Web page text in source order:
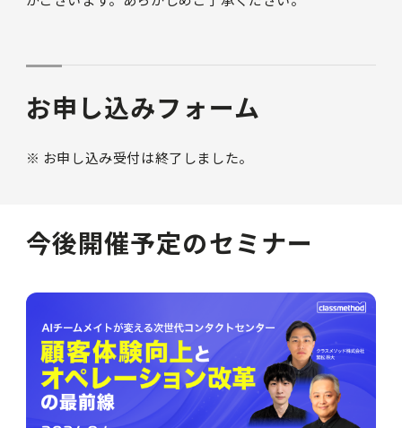
お申し込みフォーム
※ お申し込み受付は終了しました。
今後開催予定のセミナー